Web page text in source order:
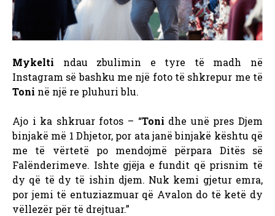
Mykelti ndau zbulimin e tyre të madh në
Instagram së bashku me një foto të shkrepur me të
Toni në një re pluhuri blu.
Ajo i ka shkruar fotos – “Toni dhe unë pres Djem
binjakë më 1 Dhjetor, por ata janë binjakë kështu që
me të vërtetë po mendojmë përpara Ditës së
Falënderimeve. Ishte gjëja e fundit që prisnim të
dy që të dy të ishin djem. Nuk kemi gjetur emra,
por jemi të entuziazmuar që Avalon do të ketë dy
vëllezër për të drejtuar.”